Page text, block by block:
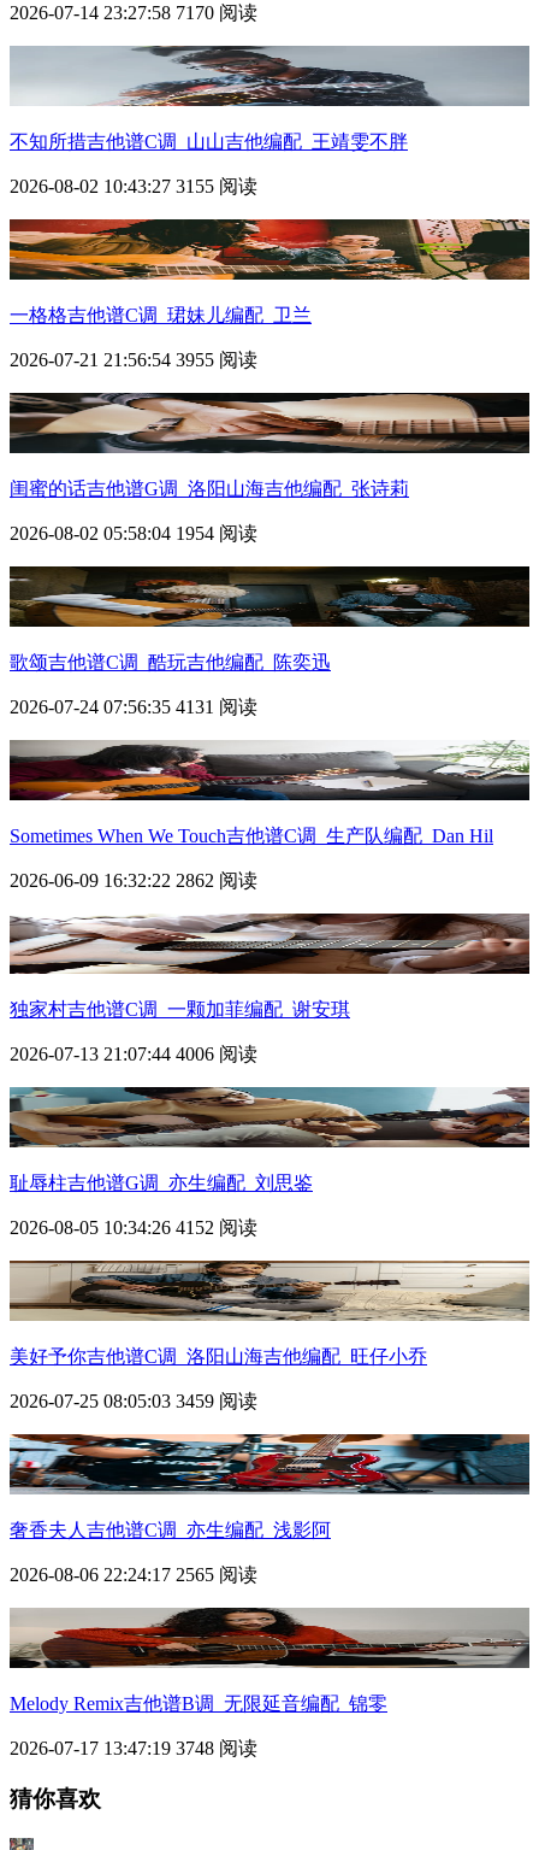
2026-07-14 23:27:58 7170 阅读
不知所措吉他谱C调_山山吉他编配_王靖雯不胖
2026-08-02 10:43:27 3155 阅读
一格格吉他谱C调_珺妹儿编配_卫兰
2026-07-21 21:56:54 3955 阅读
闺蜜的话吉他谱G调_洛阳山海吉他编配_张诗莉
2026-08-02 05:58:04 1954 阅读
歌颂吉他谱C调_酷玩吉他编配_陈奕迅
2026-07-24 07:56:35 4131 阅读
Sometimes When We Touch吉他谱C调_生产队编配_Dan Hil
2026-06-09 16:32:22 2862 阅读
独家村吉他谱C调_一颗加菲编配_谢安琪
2026-07-13 21:07:44 4006 阅读
耻辱柱吉他谱G调_亦生编配_刘思鉴
2026-08-05 10:34:26 4152 阅读
美好予你吉他谱C调_洛阳山海吉他编配_旺仔小乔
2026-07-25 08:05:03 3459 阅读
奢香夫人吉他谱C调_亦生编配_浅影阿
2026-08-06 22:24:17 2565 阅读
Melody Remix吉他谱B调_无限延音编配_锦零
2026-07-17 13:47:19 3748 阅读
猜你喜欢